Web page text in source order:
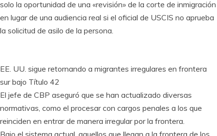
solo la oportunidad de una «revisión» de la corte de inmigración
en lugar de una audiencia real si el oficial de USCIS no aprueba
la solicitud de asilo de la persona.
EE. UU. sigue retornando a migrantes irregulares en frontera
sur bajo Título 42
El jefe de CBP aseguró que se han actualizado diversas
normativas, como el procesar con cargos penales a los que
reinciden en entrar de manera irregular por la frontera.